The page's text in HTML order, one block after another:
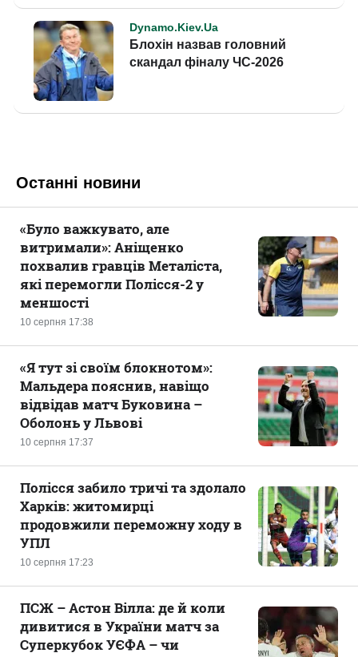
Останні новини
10 серпня 17:38
«Було важкувато, але
витримали»: Аніщенко
похвалив гравців Металіста,
які перемогли Полісся-2 у
меншості
10 серпня 17:37
«Я тут зі своїм блокнотом»:
Мальдера пояснив, навіщо
відвідав матч Буковина –
Оболонь у Львові
10 серпня 17:23
Полісся забило тричі та здолало
Харків: житомирці
продовжили переможну ходу в
УПЛ
ПСЖ – Астон Вілла: де й коли
дивитися в України матч за
Суперкубок УЄФА – чи